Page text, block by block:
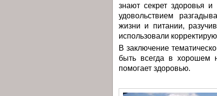
знают секрет здоровья
удовольствием
жизни и питании,
использовали
В заключение
быть всегда в хорошем
помогает здоровью.